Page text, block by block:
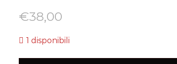
€38,00
1 disponibili